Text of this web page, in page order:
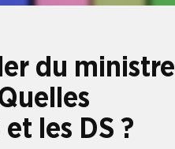
du ministre
les DS ?